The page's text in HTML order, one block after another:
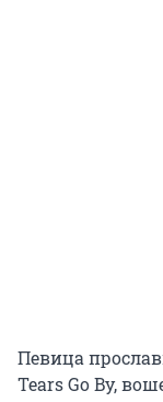
Певица
Tears Go By,